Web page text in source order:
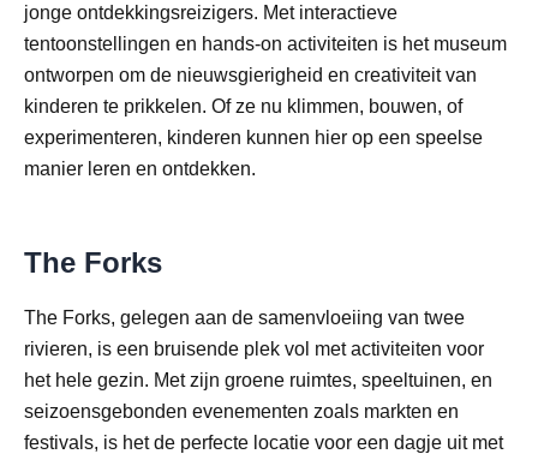
jonge ontdekkingsreizigers. Met interactieve
tentoonstellingen en hands-on activiteiten is het museum
ontworpen om de nieuwsgierigheid en creativiteit van
kinderen te prikkelen. Of ze nu klimmen, bouwen, of
experimenteren, kinderen kunnen hier op een speelse
manier leren en ontdekken.
The Forks
The Forks, gelegen aan de samenvloeiing van twee
rivieren, is een bruisende plek vol met activiteiten voor
het hele gezin. Met zijn groene ruimtes, speeltuinen, en
seizoensgebonden evenementen zoals markten en
festivals, is het de perfecte locatie voor een dagje uit met